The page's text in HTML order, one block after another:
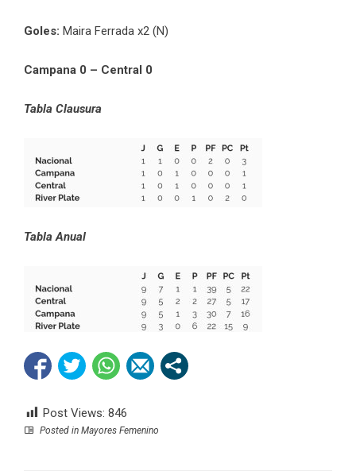
Goles: Maira Ferrada x2 (N)
Campana 0 – Central 0
Tabla Clausura
Tabla Anual
Post Views: 846
Posted in Mayores Femenino